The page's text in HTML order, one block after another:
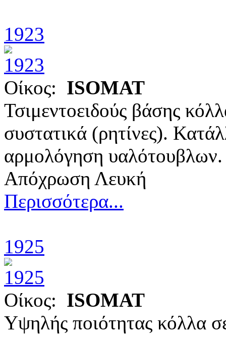
1923
Οίκος: ISOMAT
Τσιμεντοειδούς βάσης
συστατικά (ρητίνες).
αρμολόγηση υαλότουβλων.
Απόχρωση Λευκή
Περισσότερα...
1925
Οίκος: ISOMAT
Υψηλής ποιότητας κόλλα